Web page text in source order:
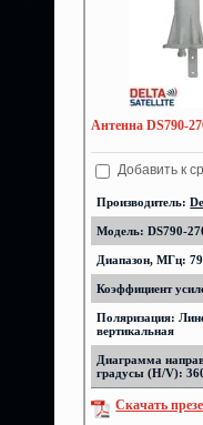
Антенна DS790-
Добавить к
Производитель:
Модель: DS790-
Диапазон, МГц:
Коэффициент
Поляризация:
вертикальная
Диаграмма
градусы (H/V):
Скачать